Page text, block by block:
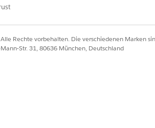
Rechte vorbehalten. Die verschiedenen Marken
Str. 31, 80636 München, Deutschland